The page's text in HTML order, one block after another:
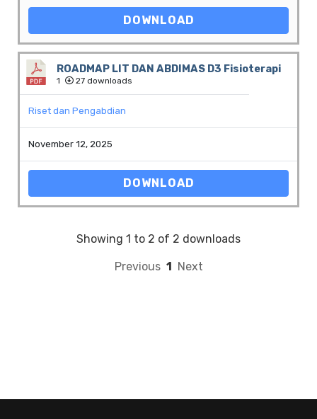
DOWNLOAD
ROADMAP LIT DAN ABDIMAS D3 Fisioterapi
1 27 downloads
Riset dan Pengabdian
November 12, 2025
DOWNLOAD
Showing 1 to 2 of 2 downloads
Previous 1 Next